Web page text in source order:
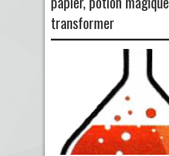
transformer